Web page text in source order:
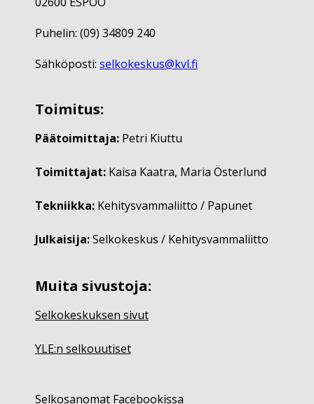
Puhelin: (09) 34809 240
Sähköposti: selkokeskus@kvl.fi
Toimitus:
Päätoimittaja: Petri Kiuttu
Toimittajat: Kaisa Kaatra, Maria Österlund
Tekniikka: Kehitysvammaliitto / Papunet
Julkaisija:Selkokeskus / Kehitysvammaliitto
Muita sivustoja:
Selkokeskuksen sivut
YLE:n selkouutiset
Selkosanomat Facebookissa